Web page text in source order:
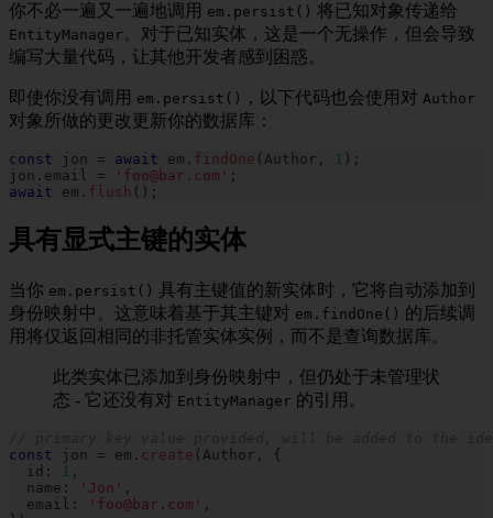
你不必一遍又一遍地调用 em.persist() 将已知对象传递给
EntityManager 。对于已知实体，这是一个无操作，但会导致
编写大量代码，让其他开发者感到困惑。
即使你没有调用 em.persist() ，以下代码也会使用对 Author
对象所做的更改更新你的数据库：
const jon = await em . findOne ( Author , 1 ) ;
jon . email = 'foo@bar.com' ;
await em . flush ( ) ;
具有显式主键的实体
当你 em.persist() 具有主键值的新实体时，它将自动添加到
身份映射中。这意味着基于其主键对 em.findOne() 的后续调
用将仅返回相同的非托管实体实例，而不是查询数据库。
此类实体已添加到身份映射中，但仍处于未管理状
态 - 它还没有对 EntityManager 的引用。
// primary key value provided, will be added to the
const jon = em . create ( Author ,
{
  id
: 1 ,
  name
: 'Jon' ,
  email
: 'foo@bar.com' ,